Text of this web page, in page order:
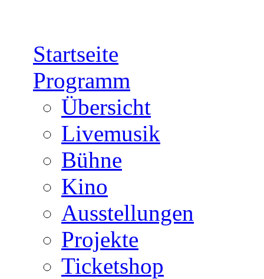
Startseite
Programm
Übersicht
Livemusik
Bühne
Kino
Ausstellungen
Projekte
Ticketshop